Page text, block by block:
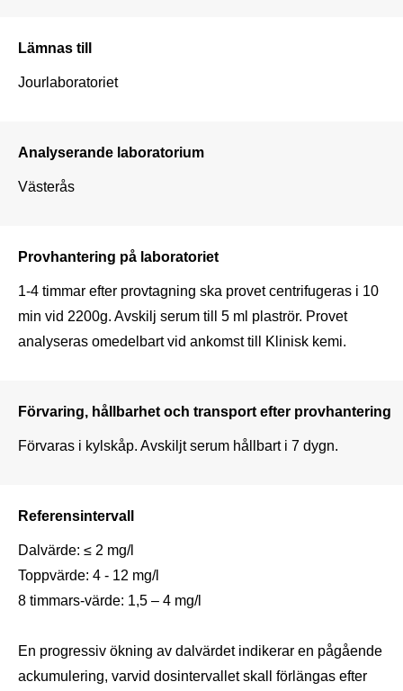
Lämnas till
Jourlaboratoriet
Analyserande laboratorium
Västerås
Provhantering på laboratoriet
1-4 timmar efter provtagning ska provet centrifugeras i 10
min vid 2200g. Avskilj serum till 5 ml plaströr. Provet
analyseras omedelbart vid ankomst till Klinisk kemi.
Förvaring, hållbarhet och transport efter provhantering
Förvaras i kylskåp. Avskiljt serum hållbart i 7 dygn.
Referensintervall
Dalvärde: ≤ 2 mg/l
Toppvärde: 4 - 12 mg/l
8 timmars-värde: 1,5 – 4 mg/l
En progressiv ökning av dalvärdet indikerar en pågående
ackumulering, varvid dosintervallet skall förlängas efter